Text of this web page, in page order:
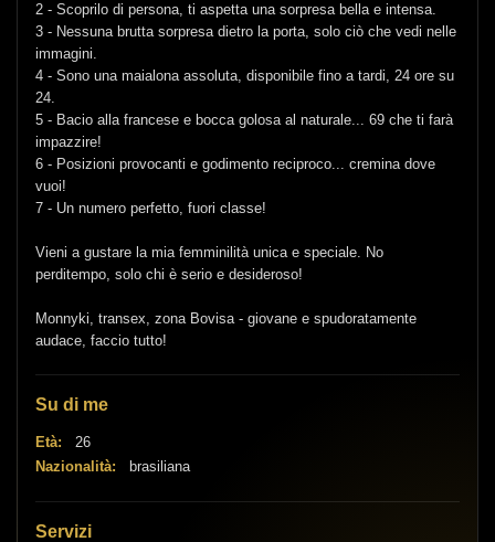
2 - Scoprilo di persona, ti aspetta una sorpresa bella e intensa.
3 - Nessuna brutta sorpresa dietro la porta, solo ciò che vedi nelle
immagini.
4 - Sono una maialona assoluta, disponibile fino a tardi, 24 ore su
24.
5 - Bacio alla francese e bocca golosa al naturale... 69 che ti farà
impazzire!
6 - Posizioni provocanti e godimento reciproco... cremina dove
vuoi!
7 - Un numero perfetto, fuori classe!
Vieni a gustare la mia femminilità unica e speciale. No
perditempo, solo chi è serio e desideroso!
Monnyki, transex, zona Bovisa - giovane e spudoratamente
audace, faccio tutto!
Su di me
Età:
26
Nazionalità:
brasiliana
Servizi